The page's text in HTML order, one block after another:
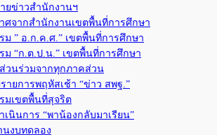
ยข่าวสำนักงานฯ
ศจากสำนักงานเขตพื้นที่การศึกษา
ม ” อ.ก.ค.ศ.” เขตพื้นที่การศึกษา
ม “ก.ต.ป.น.” เขตพื้นที่การศึกษา
วนร่วมจากทุกภาคส่วน
ายการพฤหัสเช้า “ข่าว สพฐ.”
มเขตพื้นที่สุจริต
เนินการ “พาน้องกลับมาเรียน”
นงบทดลอง